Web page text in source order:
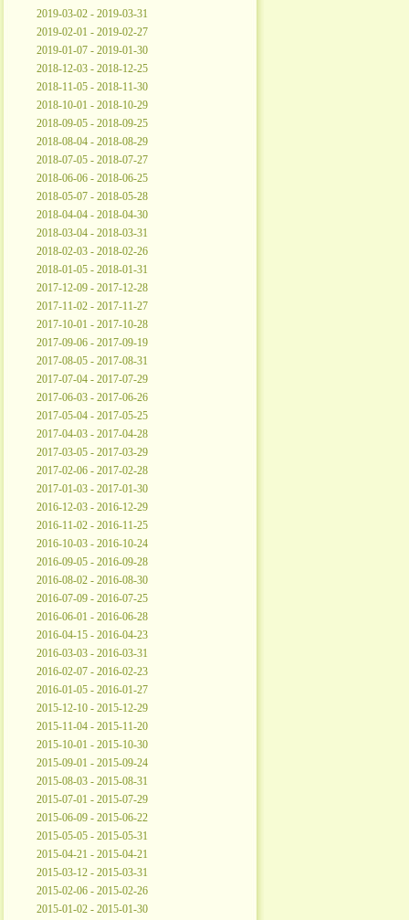
2019-03-02 - 2019-03-31
2019-02-01 - 2019-02-27
2019-01-07 - 2019-01-30
2018-12-03 - 2018-12-25
2018-11-05 - 2018-11-30
2018-10-01 - 2018-10-29
2018-09-05 - 2018-09-25
2018-08-04 - 2018-08-29
2018-07-05 - 2018-07-27
2018-06-06 - 2018-06-25
2018-05-07 - 2018-05-28
2018-04-04 - 2018-04-30
2018-03-04 - 2018-03-31
2018-02-03 - 2018-02-26
2018-01-05 - 2018-01-31
2017-12-09 - 2017-12-28
2017-11-02 - 2017-11-27
2017-10-01 - 2017-10-28
2017-09-06 - 2017-09-19
2017-08-05 - 2017-08-31
2017-07-04 - 2017-07-29
2017-06-03 - 2017-06-26
2017-05-04 - 2017-05-25
2017-04-03 - 2017-04-28
2017-03-05 - 2017-03-29
2017-02-06 - 2017-02-28
2017-01-03 - 2017-01-30
2016-12-03 - 2016-12-29
2016-11-02 - 2016-11-25
2016-10-03 - 2016-10-24
2016-09-05 - 2016-09-28
2016-08-02 - 2016-08-30
2016-07-09 - 2016-07-25
2016-06-01 - 2016-06-28
2016-04-15 - 2016-04-23
2016-03-03 - 2016-03-31
2016-02-07 - 2016-02-23
2016-01-05 - 2016-01-27
2015-12-10 - 2015-12-29
2015-11-04 - 2015-11-20
2015-10-01 - 2015-10-30
2015-09-01 - 2015-09-24
2015-08-03 - 2015-08-31
2015-07-01 - 2015-07-29
2015-06-09 - 2015-06-22
2015-05-05 - 2015-05-31
2015-04-21 - 2015-04-21
2015-03-12 - 2015-03-31
2015-02-06 - 2015-02-26
2015-01-02 - 2015-01-30